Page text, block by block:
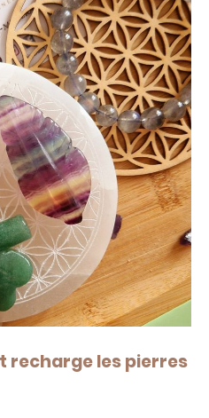
recharge les pierres